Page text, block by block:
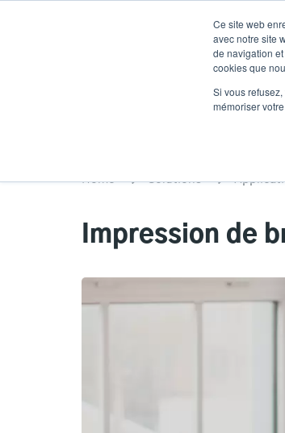
Ce site web
avec notre site
de navigation
cookies que
Si vous
mémoriser
Home Solutions
Impression de